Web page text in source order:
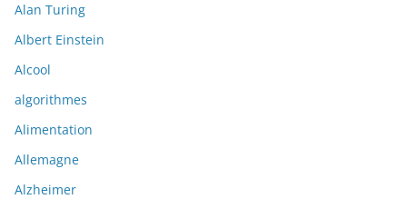
Alan Turing
Albert Einstein
Alcool
algorithmes
Alimentation
Allemagne
Alzheimer